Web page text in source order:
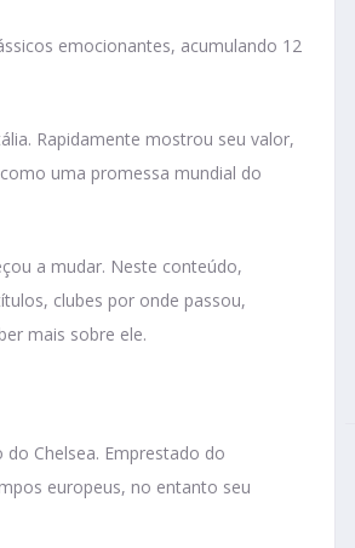
emocionantes, acumulando 12
Rapidamente mostrou seu valor,
uma promessa mundial do
a mudar. Neste conteúdo,
clubes por onde passou,
mais sobre ele.
Chelsea. Emprestado do
europeus, no entanto seu